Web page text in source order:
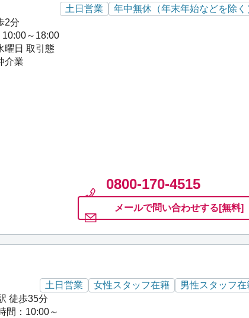
土日営業
年中無休（年末年始などを除く
2分
～18:00
曜日取引態
介業
0800-170-4515
メールで問い合わせする [無料]
土日営業 女性スタッフ在籍
男性スタッフ在
徒歩35分
間：10:00～